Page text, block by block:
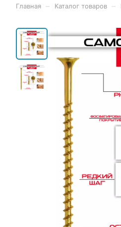
Главная Каталог товаров